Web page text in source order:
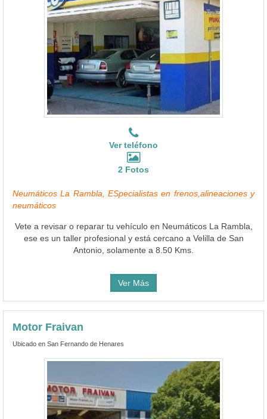
Ver teléfono
2 Fotos
Neumáticos La Rambla, ESpecialistas en frenos,alineaciones y
neumáticos
Vete a revisar o reparar tu vehículo en Neumáticos La Rambla,
ese es un taller profesional y está cercano a Velilla de San
Antonio, solamente a 8.50 Kms.
Ver Más
Motor Fraivan
Ubicado en San Fernando de Henares